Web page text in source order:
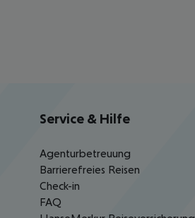
Service & Hilfe
Agenturbetreuung
Barrierefreies Reisen
Check-in
FAQ